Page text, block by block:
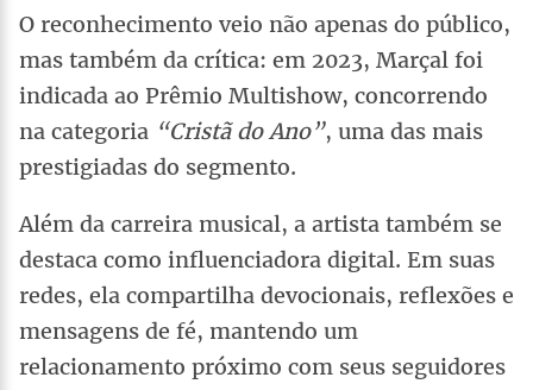
O reconhecimento veio não apenas do público,
mas também da crítica: em 2023, Marçal foi
indicada ao Prêmio Multishow, concorrendo
na categoria “Cristã do Ano”, uma das mais
prestigiadas do segmento.
Além da carreira musical, a artista também se
destaca como influenciadora digital. Em suas
redes, ela compartilha devocionais, reflexões e
mensagens de fé, mantendo um
relacionamento próximo com seus seguidores